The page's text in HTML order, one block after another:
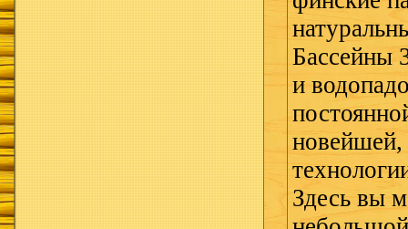
Бассейны
и
новейшей,
Здесь вы